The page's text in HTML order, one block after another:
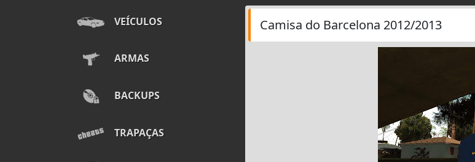
VEÍCULOS
ARMAS
BACKUPS
TRAPAÇAS
Camisa do Barcelona 2012/2013